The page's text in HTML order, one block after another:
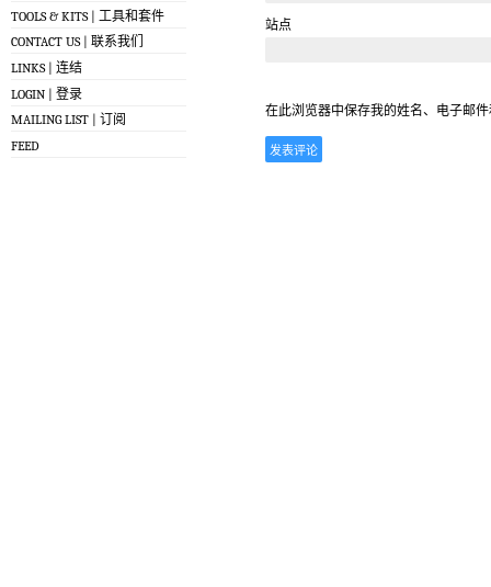
TOOLS & KITS | 工具和套件
CONTACT US | 联系我们
LINKS | 连结
LOGIN | 登录
MAILING LIST | 订阅
FEED
站点
在此浏览器中保存我的姓名、电子邮